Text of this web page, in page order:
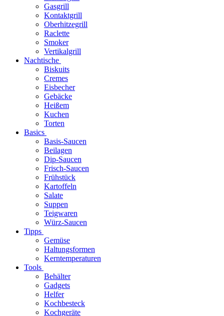
Gasgrill
Kontaktgrill
Oberhitzegrill
Raclette
Smoker
Vertikalgrill
Nachtische
Biskuits
Cremes
Eisbecher
Gebäcke
Heißem
Kuchen
Torten
Basics
Basis-Saucen
Beilagen
Dip-Saucen
Frisch-Saucen
Frühstück
Kartoffeln
Salate
Suppen
Teigwaren
Würz-Saucen
Tipps
Gemüse
Haltungsformen
Kerntemperaturen
Tools
Behälter
Gadgets
Helfer
Kochbesteck
Kochgeräte